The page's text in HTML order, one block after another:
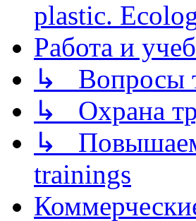
plastic.
Работа и
↳ Вопросы
↳ Охрана
↳ Повышаем
trainings